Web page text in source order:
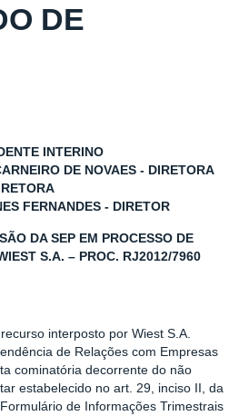
DE
INTERINO
DE NOVAES - DIRETORA
FERNANDES - DIRETOR
DA SEP EM PROCESSO DE
S.A. – PROC. RJ2012/7960
interposto por Wiest S.A.
de Relações com Empresas
cominatória decorrente do não
estabelecido no art. 29, inciso II, da
de Informações Trimestrais